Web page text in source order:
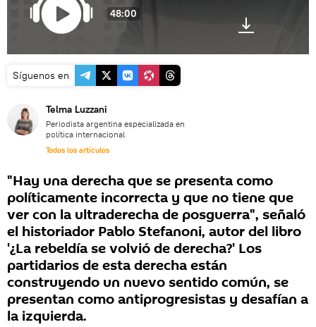
48:00
Síguenos en
Telma Luzzani
Periodista argentina especializada en
política internacional
Todos los artículos
"Hay una derecha que se presenta como
políticamente incorrecta y que no tiene que
ver con la ultraderecha de posguerra", señaló
el historiador Pablo Stefanoni, autor del libro
'¿La rebeldía se volvió de derecha?' Los
partidarios de esta derecha están
construyendo un nuevo sentido común, se
presentan como antiprogresistas y desafían a
la izquierda.